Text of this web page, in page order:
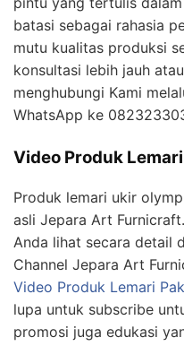
batasi sebagai rahasia
mutu kualitas produksi
konsultasi lebih jauh
menghubungi Kami
WhatsApp ke
Video Produk
Produk lemari ukir
asli Jepara Art
Anda lihat secara detail
Channel Jepara Art
Video Produk Lemari
lupa untuk subscribe
promosi juga edukasi